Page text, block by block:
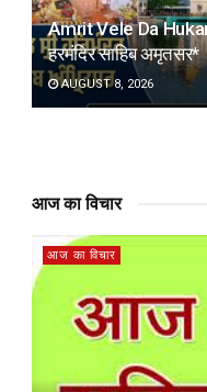
Amrit Vele Da
हरमंदिर साहिब अमृतसर*
AUGUST 8, 2026
आज का विचार
आज का विचार